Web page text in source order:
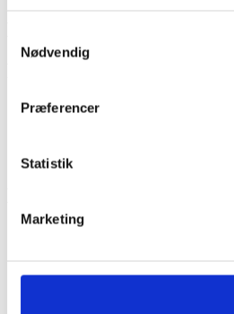
Nødvendig
Præferencer
Statistik
Marketing
Rasmus Bjerg
Jørgen De Mylius
“Vi Elsker giver de fedeste
musikken gjorde én glad i låget.